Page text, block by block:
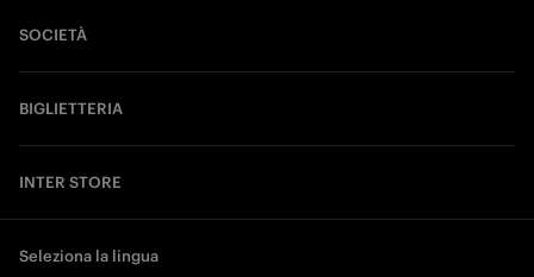
SOCIETÀ
BIGLIETTERIA
INTER STORE
Seleziona la lingua